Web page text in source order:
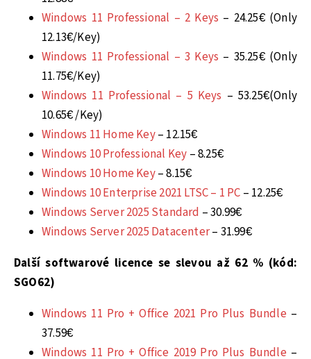
Windows 11 Professional – 2 Keys – 24.25€ (Only
12.13€/Key)
Windows 11 Professional – 3 Keys – 35.25€ (Only
11.75€/Key)
Windows 11 Professional – 5 Keys – 53.25€(Only
10.65€ /Key)
Windows 11 Home Key– 12.15€
Windows 10 Professional Key – 8.25€
Windows 10 Home Key– 8.15€
Windows 10 Enterprise 2021 LTSC – 1 PC – 12.25€
Windows Server 2025 Standard – 30.99€
Windows Server 2025 Datacenter– 31.99€
Další softwarové licence se slevou až 62 % (kód:
SGO62)
Windows 11 Pro + Office 2021 Pro Plus Bundle –
37.59€
Windows 11 Pro + Office 2019 Pro Plus Bundle –